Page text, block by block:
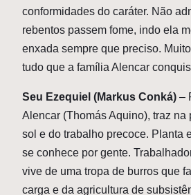
conformidades do caráter. Não
rebentos passem fome, indo ela
enxada sempre que preciso.
tudo que a família Alencar
Seu Ezequiel (Markus Conká) –
Alencar (Thomás Aquino), traz na
sol e do trabalho precoce. Planta
se conhece por gente.
vive de uma tropa de burros que
carga e da agricultura de